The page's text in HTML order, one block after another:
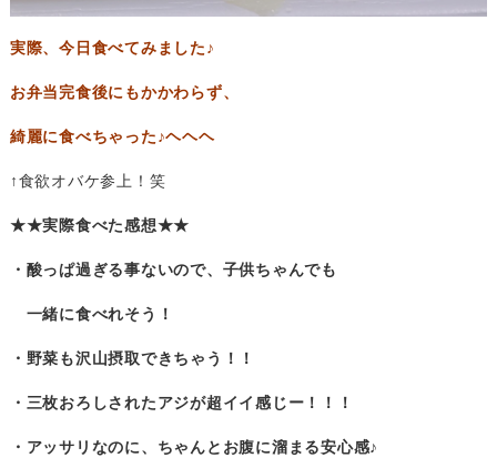
実際、今日食べてみました♪
お弁当完食後にもかかわらず、
綺麗に食べちゃった♪ヘヘヘ
↑食欲オバケ参上！笑
★★実際食べた感想★★
・酸っぱ過ぎる事ないので、子供ちゃんでも
一緒に食べれそう！
・野菜も沢山摂取できちゃう！！
・三枚おろしされたアジが超イイ感じー！！！
・アッサリなのに、ちゃんとお腹に溜まる安心感♪